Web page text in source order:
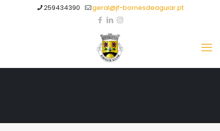
259434390 geral@jf-bornesdeaguiar.pt